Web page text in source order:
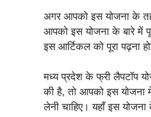
अगर आपको इस योजना के
आपको इस योजना के बारे में
इस आर्टिकल को पूरा पढ़ना
मध्य प्रदेश के फ्री लैपटॉप
की है, तो आपको इस योजना
लेनी चाहिए। यहाँ इस